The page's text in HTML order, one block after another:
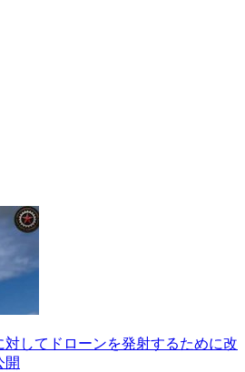
対してドローンを発射するために改
開